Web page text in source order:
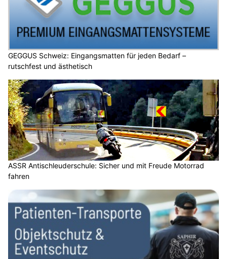
GEGGUS Schweiz: Eingangsmatten für jeden Bedarf –
rutschfest und ästhetisch
ASSR Antischleuderschule: Sicher und mit Freude Motorrad
fahren